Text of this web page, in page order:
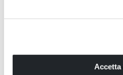
Scegli il prodotto, seleziona